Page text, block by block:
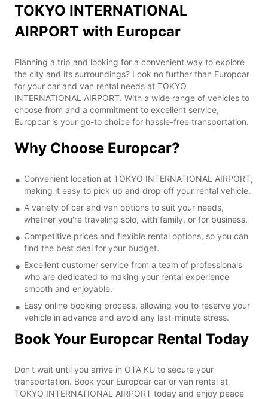
TOKYO INTERNATIONAL
AIRPORT with Europcar
Planning a trip and looking for a convenient way to explore
the city and its surroundings? Look no further than Europcar
for your car and van rental needs at TOKYO
INTERNATIONAL AIRPORT. With a wide range of vehicles to
choose from and a commitment to excellent service,
Europcar is your go-to choice for hassle-free transportation.
Why Choose Europcar?
Convenient location at TOKYO INTERNATIONAL AIRPORT,
making it easy to pick up and drop off your rental vehicle.
A variety of car and van options to suit your needs,
whether you're traveling solo, with family, or for business.
Competitive prices and flexible rental options, so you can
find the best deal for your budget.
Excellent customer service from a team of professionals
who are dedicated to making your rental experience
smooth and enjoyable.
Easy online booking process, allowing you to reserve your
vehicle in advance and avoid any last-minute stress.
Book Your Europcar Rental Today
Don't wait until you arrive in OTA KU to secure your
transportation. Book your Europcar car or van rental at
TOKYO INTERNATIONAL AIRPORT today and enjoy peace